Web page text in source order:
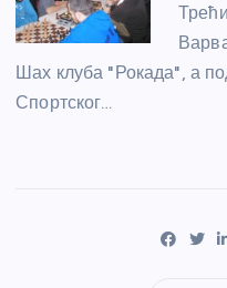
Шах клуба "Рокада", а
Спортског…